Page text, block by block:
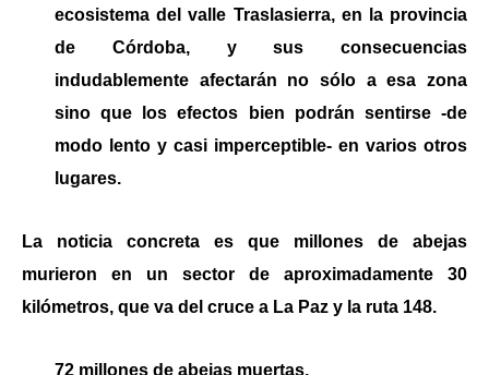
ecosistema del valle Traslasierra, en la provincia
de Córdoba, y sus consecuencias
indudablemente afectarán no sólo a esa zona
sino que los efectos bien podrán sentirse -de
modo lento y casi imperceptible- en varios otros
lugares.
La noticia concreta es que millones de abejas
murieron en un sector de aproximadamente 30
kilómetros, que va del cruce a La Paz y la ruta 148.
72 millones de abejas muertas.